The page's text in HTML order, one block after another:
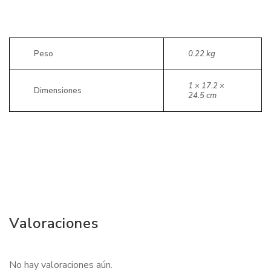
Peso 0.22 kg
Dimensiones
1 × 17.2 ×
24.5 cm
Valoraciones
No hay valoraciones aún.